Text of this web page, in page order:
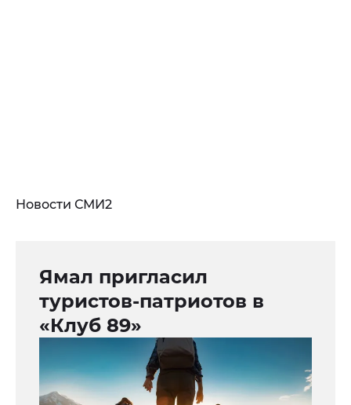
Новости СМИ2
Ямал пригласил
туристов-патриотов в
«Клуб 89»